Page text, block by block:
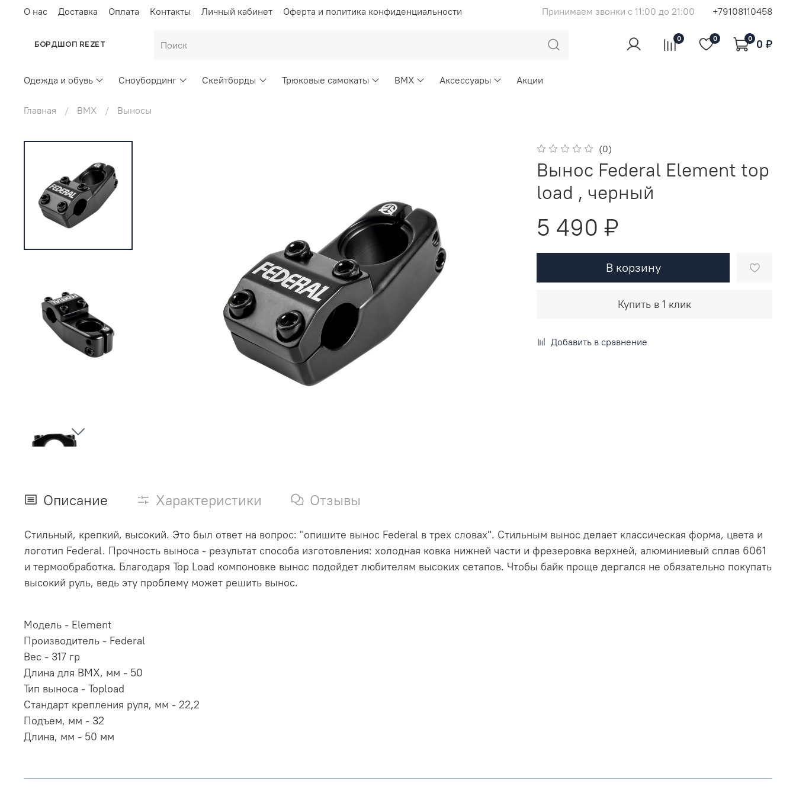
О нас Доставка Оплата Контакты Личный кабинет Оферта и политика конфиденциальности Принимаем звонки с 11:00 до 21:00 +79108110458
БОРДШОП REZET
0 0 0 0 ₽
Одежда и обувь Сноубординг Скейтборды Трюковые самокаты BMX Аксессуары Акции
Главная BMX Выносы
(0)
Вынос Federal Element top
load , черный
5 490 ₽
В корзину
Купить в 1 клик
Добавить в сравнение
Описание Характеристики Отзывы
Стильный, крепкий, высокий. Это был ответ на вопрос: "опишите вынос Federal в трех словах". Стильным вынос делает классическая форма, цвета и
логотип Federal. Прочность выноса - результат способа изготовления: холодная ковка нижней части и фрезеровка верхней, алюминиевый сплав 6061
и термообработка. Благодаря Top Load компоновке вынос подойдет любителям высоких сетапов. Чтобы байк проще дергался не обязательно покупать
высокий руль, ведь эту проблему может решить вынос.
Модель - Element
Производитель - Federal
Вес - 317 гр
Длина для BMX, мм - 50
Тип выноса - Topload
Стандарт крепления руля, мм - 22,2
Подъем, мм - 32
Длина, мм - 50 мм